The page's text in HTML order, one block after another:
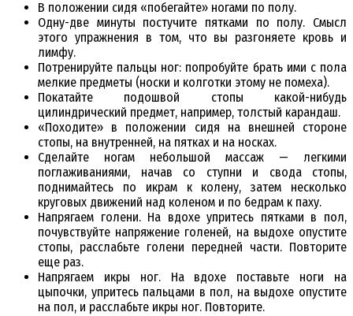
В положении сидя «побегайте» ногами по полу.
Одну-две минуты постучите пятками по полу. Смысл
этого упражнения в том, что вы разгоняете кровь и
лимфу.
Потренируйте пальцы ног: попробуйте брать ими с пола
мелкие предметы (носки и колготки этому не помеха).
Покатайте подошвой стопы какой-нибудь
цилиндрический предмет, например, толстый карандаш.
«Походите» в положении сидя на внешней стороне
стопы, на внутренней, на пятках и на носках.
Сделайте ногам небольшой массаж — легкими
поглаживаниями, начав со ступни и свода стопы,
поднимайтесь по икрам к колену, затем несколько
круговых движений над коленом и по бедрам к паху.
Напрягаем голени. На вдохе упритесь пятками в пол,
почувствуйте напряжение голеней, на выдохе опустите
стопы, расслабьте голени передней части. Повторите
еще раз.
Напрягаем икры ног. На вдохе поставьте ноги на
цыпочки, упритесь пальцами в пол, на выдохе опустите
на пол, и расслабьте икры ног. Повторите.